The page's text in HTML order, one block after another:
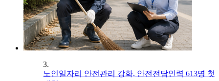
3.
노인일자리 안전관리 강화, 안전전담인력 613명 첫